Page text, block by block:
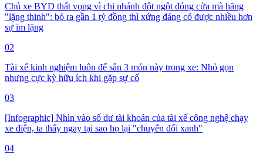
Chủ xe BYD thất vọng vì chi nhánh đột ngột đóng cửa mà hãng
"lặng thinh": bỏ ra gần 1 tỷ đồng thì xứng đáng có được nhiều hơn
sự im lặng
02
Tài xế kinh nghiệm luôn để sẵn 3 món này trong xe: Nhỏ gọn
nhưng cực kỳ hữu ích khi gặp sự cố
03
[Infographic] Nhìn vào số dư tài khoản của tài xế công nghệ chạy
xe điện, ta thấy ngay tại sao họ lại "chuyển đổi xanh"
04